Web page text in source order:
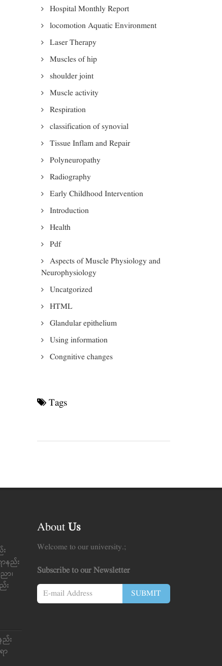
Hospital Monthly Report
locomotion Aquatic Environment
Laser Therapy
Muscles of hip
shoulder joint
Muscle activity
Respiration
classification of synovial
Tissue Inflam and Repair
Polyneuropathy
Radiography
Early Childhood Intervention
Introduction
Health
Pdf
Aspects of Muscle Physiology and
Neurophysiology
Uncatgorized
HTML
Glandular epithelium
Using information
Congnitive changes
Tags
နည်း
ာ၊
း
ည်း
ာ
About Us
Welcome to our university.;
Subscribe to our Newsletter
SUBMIT